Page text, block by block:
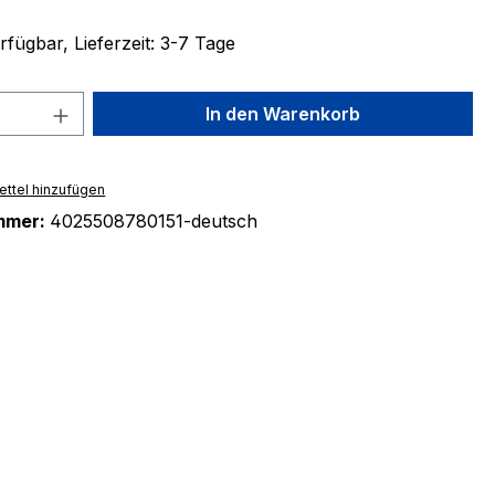
Lieferzeit: 3-7 Tage
Anzahl: Gib den gewünschten Wert
In den Warenkorb
hinzufügen
4025508780151-deutsch